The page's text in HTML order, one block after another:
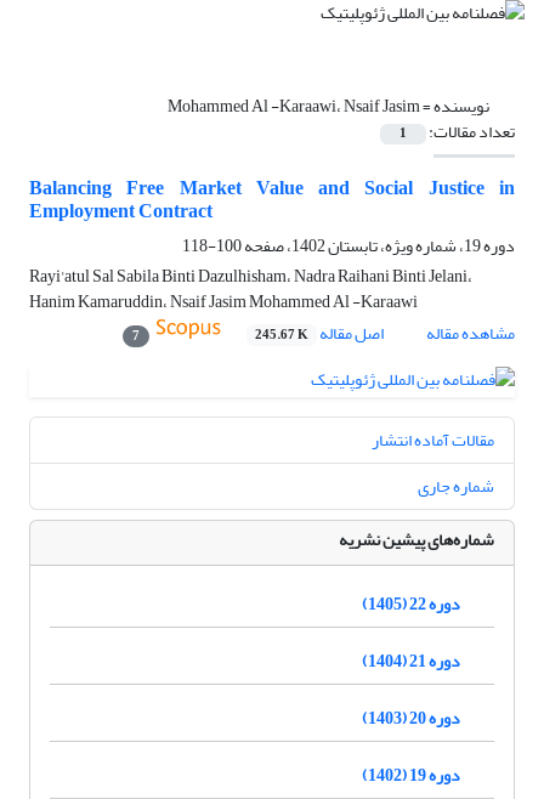
نویسنده =Mohammed Al -Karaawi، Nsaif Jasim
تعداد مقالات: 1
Balancing Free Market Value and Social Justice in
Employment Contract
دوره 19، شماره ویژه، تابستان 1402، صفحه
100-118
Rayi'atul Sal Sabila Binti Dazulhisham، Nadra Raihani Binti Jelani،
Hanim Kamaruddin، Nsaif Jasim Mohammed Al -Karaawi
مشاهده مقاله
اصل مقاله 245.67 K
7
مقالات آماده انتشار
شماره جاری
شماره‌های پیشین نشریه
دوره 22 (1405)
دوره 21 (1404)
دوره 20 (1403)
دوره 19 (1402)